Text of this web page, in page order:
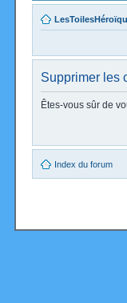
Supprimer les
Êtes-vous sûr de
Index du forum